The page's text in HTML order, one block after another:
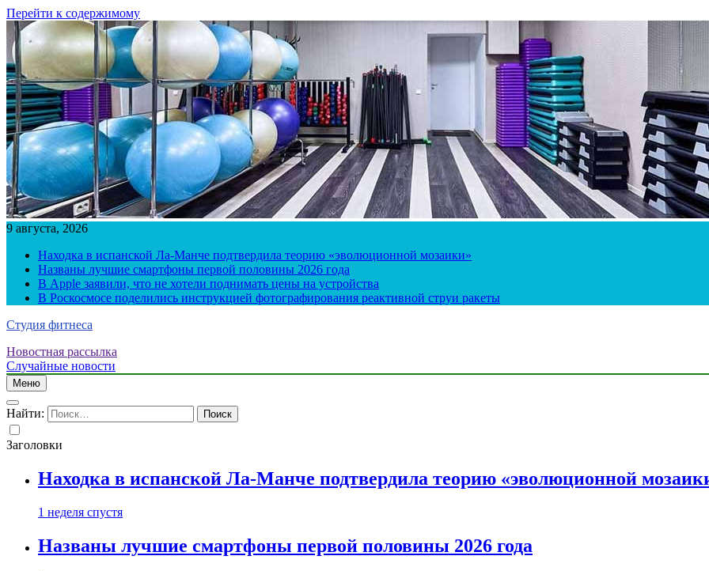
Перейти к содержимому
9 августа, 2026
Находка в испанской Ла-Манче подтвердила теорию «эволюционной мозаики»
Названы лучшие смартфоны первой половины 2026 года
В Apple заявили, что не хотели поднимать цены на устройства
В Роскосмосе поделились инструкцией фотографирования реактивной струи ракеты
Студия фитнеса
Новостная рассылка
Случайные новости
Меню
Найти:
Заголовки
Находка в испанской Ла-Манче подтвердила теорию «эволюционной
1 неделя спустя
Названы лучшие смартфоны первой половины 2026 года